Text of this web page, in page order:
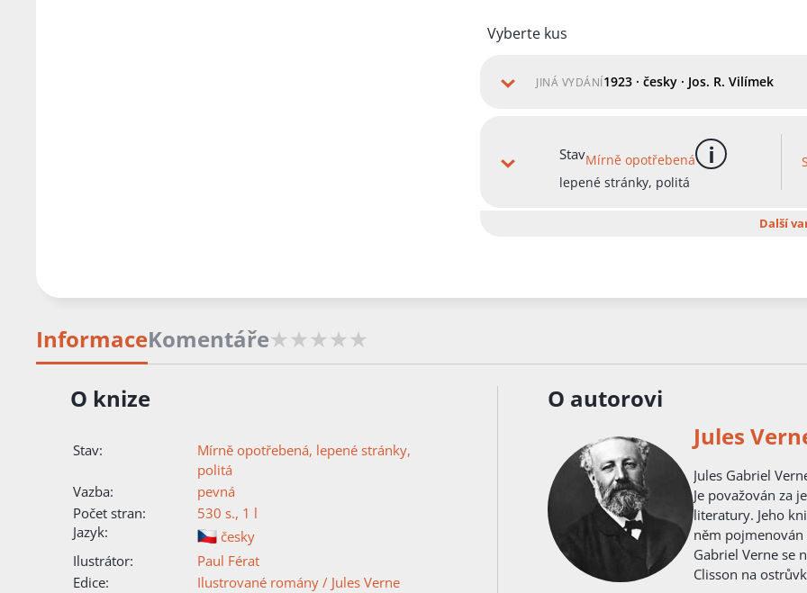
Vyberte kus
JINÁ VYDÁNÍ1923 · česky · Jos. R. Vilímek
StavMírně opotřebená více informací
lepené stránky, politá
Další
InformaceKomentáře
O knize
Stav:
Mírně opotřebená, lepené stránky,
politá
Vazba:
pevná
Počet stran:
530 s., 1 l
Jazyk:
česky
Ilustrátor:
Paul Férat
Edice:
Ilustrované romány / Jules Verne
O autorovi
Jules
Jules Gabriel Verne byl francouzský spisovatel dobrodružné
Je považován za
literatury. Jeho
něm pojmenován
Gabriel Verne se
Clisson na